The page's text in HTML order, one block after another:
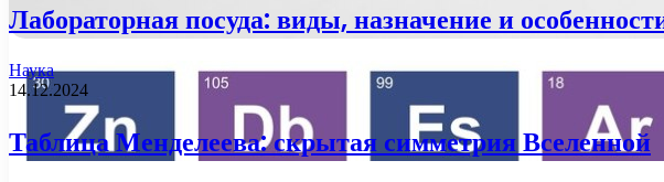
Лабораторная посуда: виды, назначение и
Наука
14.12.2024
Таблица Менделеева: скрытая симметрия Вселенной